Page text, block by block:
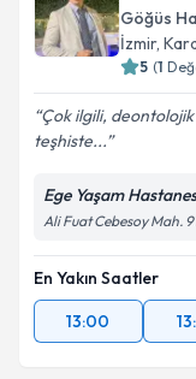
Göğüs
İzmir,
5 (1
Çok ilgili, deontolojik
teşhiste...
Ege Yaşam
Ali Fuat Cebesoy Mah.
En Yakın Saatler
13:00